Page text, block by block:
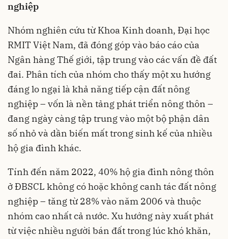
nghiệp
Nhóm nghiên cứu từ Khoa Kinh doanh, Đại học
RMIT Việt Nam, đã đóng góp vào báo cáo của
Ngân hàng Thế giới, tập trung vào các vấn đề đất
đai. Phân tích của nhóm cho thấy một xu hướng
đáng lo ngại là khả năng tiếp cận đất nông
nghiệp – vốn là nền tảng phát triển nông thôn –
đang ngày càng tập trung vào một bộ phận dân
số nhỏ và dần biến mất trong sinh kế của nhiều
hộ gia đình khác.
Tính đến năm 2022, 40% hộ gia đình nông thôn
ở ĐBSCL không có hoặc không canh tác đất nông
nghiệp – tăng từ 28% vào năm 2006 và thuộc
nhóm cao nhất cả nước. Xu hướng này xuất phát
từ việc nhiều người bán đất trong lúc khó khăn,